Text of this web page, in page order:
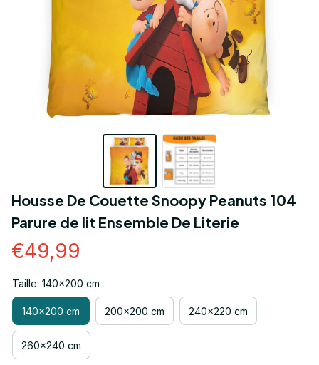
Housse De Couette Snoopy Peanuts 104
Parure de lit Ensemble De Literie
€49,99
Taille: 140x200 cm
140x200 cm 200x200 cm 240x220 cm
260x240 cm